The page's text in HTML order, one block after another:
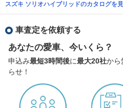
スズキ ソリオハイブリッドのカタログを
車査定を依頼する
あなたの愛車、今いくら？
申込み最短3時間後に最大20社から
らせ！